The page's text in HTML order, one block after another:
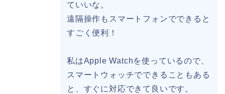
ていいな。
遠隔操作もスマートフォンでできると
すごく便利！
私はApple Watchを使っているので、
スマートウォッチでできることもある
と、すぐに対応できて良いです。